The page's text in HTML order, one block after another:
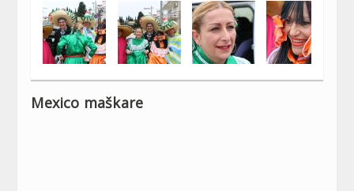
Mexico maškare